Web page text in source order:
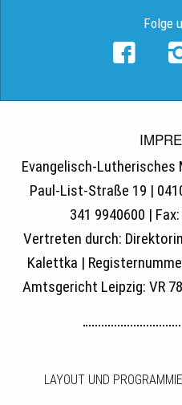
Folge
Evangelisch-Lutherisches
Paul-List-Straße 19 |
341 9940600 |
Vertreten durch:
Kalettka |
Amtsgericht Leipzig: VR
LAYOUT UND